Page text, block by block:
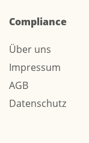
Compliance
Über uns
Impressum
AGB
Datenschutz